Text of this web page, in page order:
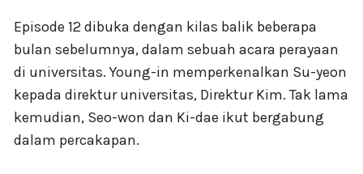
Episode 12 dibuka dengan kilas balik beberapa
bulan sebelumnya, dalam sebuah acara perayaan
di universitas. Young-in memperkenalkan Su-yeon
kepada direktur universitas, Direktur Kim. Tak lama
kemudian, Seo-won dan Ki-dae ikut bergabung
dalam percakapan.